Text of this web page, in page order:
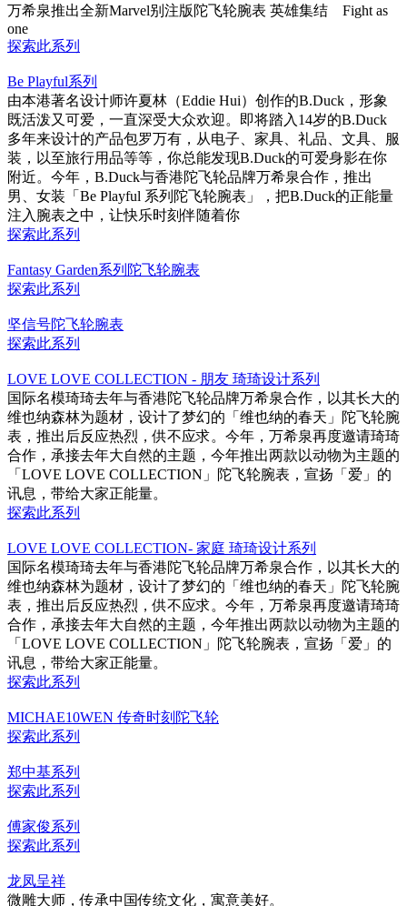
万希泉推出全新Marvel别注版陀飞轮腕表 英雄集结 Fight as
one
探索此系列
Be Playful系列
由本港著名设计师许夏林（Eddie Hui）创作的B.Duck，形象
既活泼又可爱，一直深受大众欢迎。即将踏入14岁的B.Duck
多年来设计的产品包罗万有，从电子、家具、礼品、文具、服
装，以至旅行用品等等，你总能发现B.Duck的可爱身影在你
附近。今年，B.Duck与香港陀飞轮品牌万希泉合作，推出
男、女装「Be Playful 系列陀飞轮腕表」，把B.Duck的正能量
注入腕表之中，让快乐时刻伴随着你
探索此系列
Fantasy Garden系列陀飞轮腕表
探索此系列
坚信号陀飞轮腕表
探索此系列
LOVE LOVE COLLECTION - 朋友 琦琦设计系列
国际名模琦琦去年与香港陀飞轮品牌万希泉合作，以其长大的
维也纳森林为题材，设计了梦幻的「维也纳的春天」陀飞轮腕
表，推出后反应热烈，供不应求。今年，万希泉再度邀请琦琦
合作，承接去年大自然的主题，今年推出两款以动物为主题的
「LOVE LOVE COLLECTION」陀飞轮腕表，宣扬「爱」的
讯息，带给大家正能量。
探索此系列
LOVE LOVE COLLECTION- 家庭 琦琦设计系列
国际名模琦琦去年与香港陀飞轮品牌万希泉合作，以其长大的
维也纳森林为题材，设计了梦幻的「维也纳的春天」陀飞轮腕
表，推出后反应热烈，供不应求。今年，万希泉再度邀请琦琦
合作，承接去年大自然的主题，今年推出两款以动物为主题的
「LOVE LOVE COLLECTION」陀飞轮腕表，宣扬「爱」的
讯息，带给大家正能量。
探索此系列
MICHAE10WEN 传奇时刻陀飞轮
探索此系列
郑中基系列
探索此系列
傅家俊系列
探索此系列
龙凤呈祥
微雕大师，传承中国传统文化，寓意美好。